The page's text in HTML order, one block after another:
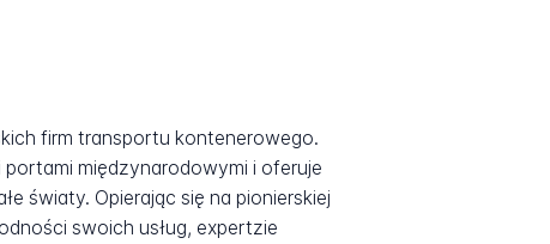
firm transportu kontenerowego.
międzynarodowymi i oferuje
światy. Opierając się na pionierskiej
swoich usług, expertzie